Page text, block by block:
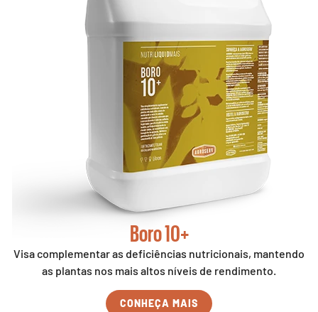
Boro 10+
Visa complementar as deficiências nutricionais, mantendo
as plantas nos mais altos níveis de rendimento.
CONHEÇA MAIS